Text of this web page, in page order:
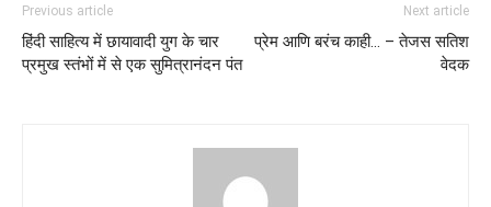
Previous article
हिंदी साहित्य में छायावादी युग के चार
प्रमुख स्तंभों में से एक सुमित्रानंदन पंत
Next article
प्रेम आणि बरंच काही… – तेजस सतिश
वेदक